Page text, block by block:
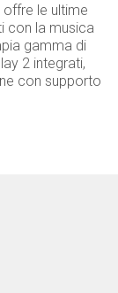
le ultime
con la musica
gamma di
2 integrati,
con supporto